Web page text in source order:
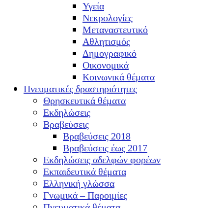
Υγεία
Νεκρολογίες
Μεταναστευτικό
Αθλητισμός
Δημογραφικό
Οικονομικά
Κοινωνικά θέματα
Πνευματικές δραστηριότητες
Θρησκευτικά θέματα
Εκδηλώσεις
Βραβεύσεις
Βραβεύσεις 2018
Βραβεύσεις έως 2017
Εκδηλώσεις αδελφών φορέων
Εκπαιδευτικά θέματα
Ελληνική γλώσσα
Γνωμικά – Παροιμίες